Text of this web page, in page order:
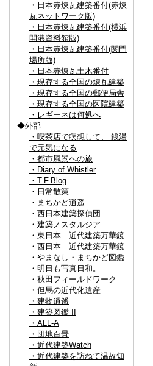
・日本赤煉瓦建築番付(赤煉
瓦ネットワーク版)
・日本赤煉瓦建築番付(横浜
開港資料館版)
・日本赤煉瓦建築番付(関門
場所版)
・日本赤煉瓦土木番付
・現存する全国の煉瓦建築
・現存する全国の郵便局舎
・現存する全国の医院建築
・レギーネは何処へ
◆外部
・喫茶店で瞑想して、 銭湯
で元気になる
・都市風景への旅
・Diary of Whistler
・T.F.Blog
・日常散策
・まちかど逍遥
・西日本建築探偵団
・建築ノスタルジア
・東日本 近代建築万華鏡
・西日本 近代建築万華鏡
・やまなし・まちかど図鑑
・明日も写真日和。
・秋田フィールドワーク
・但馬の近代化遺産
・建物逍遥
・建築図鑑 II
・ALL-A
・団地百景
・近代建築Watch
・近代建築を訪ねて温故知